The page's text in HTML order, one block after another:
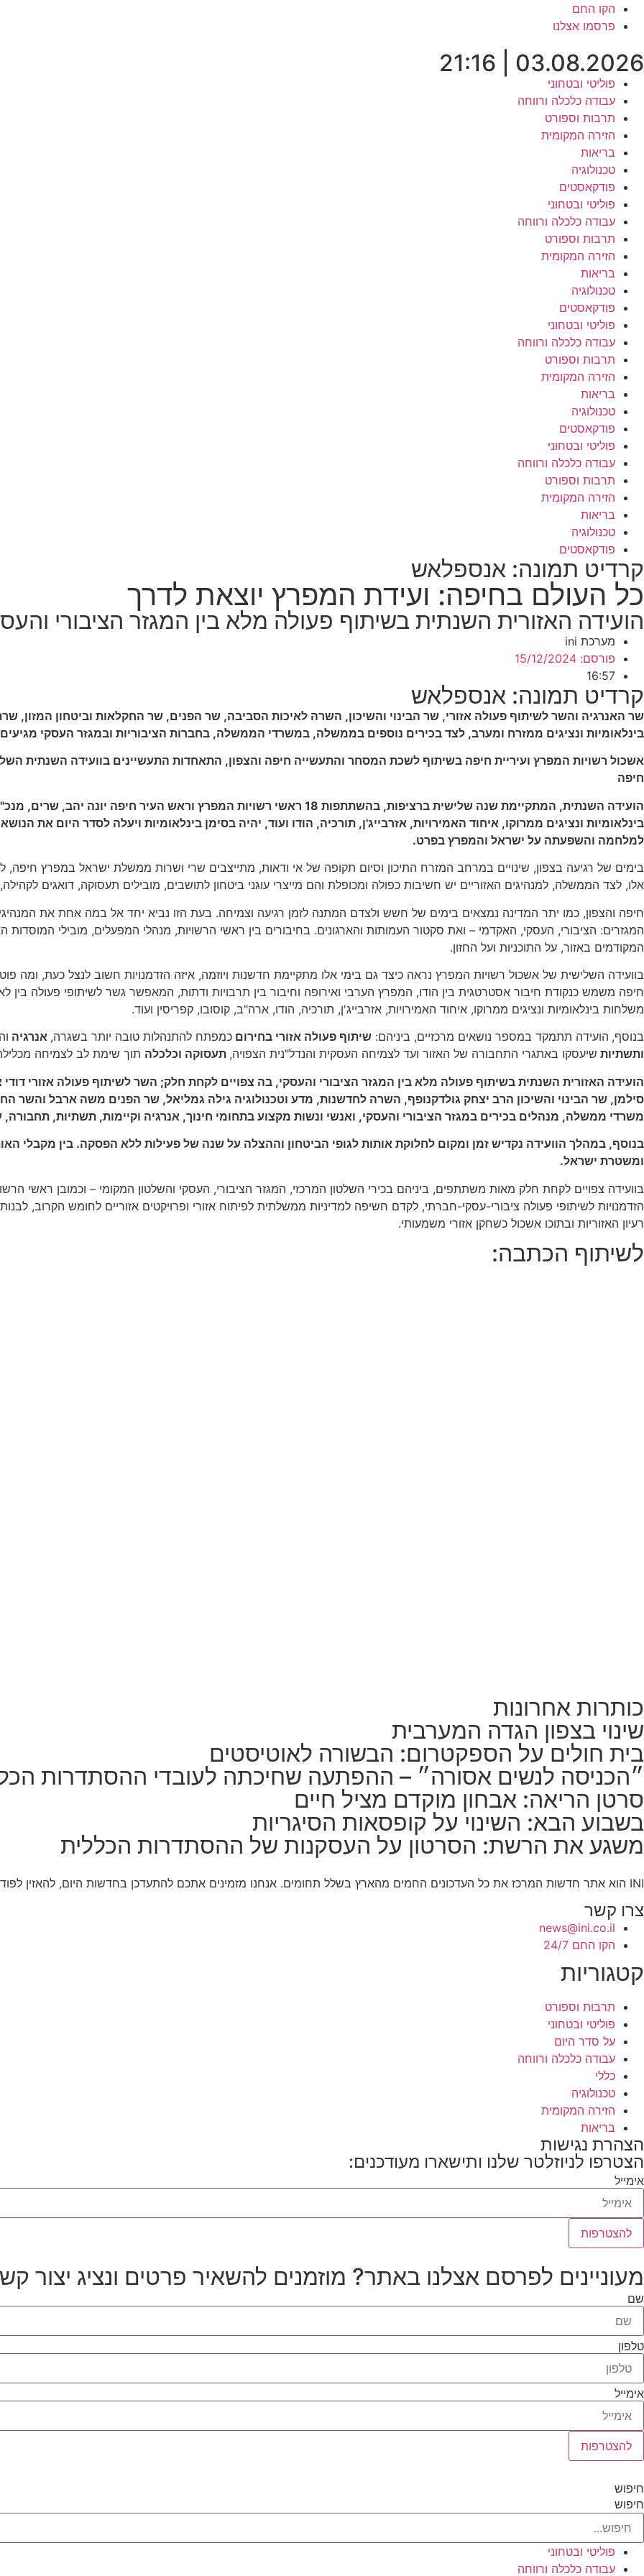
לתוכן
הקו החם
פרסמו אצלנו
03.08.2026 | 21:16
פוליטי ובטחוני
עבודה כלכלה ורווחה
תרבות וספורט
הזירה המקומית
בריאות
טכנולוגיה
פודקאסטים
פוליטי ובטחוני
עבודה כלכלה ורווחה
תרבות וספורט
הזירה המקומית
בריאות
טכנולוגיה
פודקאסטים
פוליטי ובטחוני
עבודה כלכלה ורווחה
תרבות וספורט
הזירה המקומית
בריאות
טכנולוגיה
פודקאסטים
פוליטי ובטחוני
עבודה כלכלה ורווחה
תרבות וספורט
הזירה המקומית
בריאות
טכנולוגיה
פודקאסטים
קרדיט תמונה: אנספלאש
כל העולם בחיפה: ועידת המפרץ יוצאת לדרך
הועידה האזורית השנתית בשיתוף פעולה מלא בין המגזר הציבורי
מערכת ini
פורסם:
16:57
קרדיט תמונה: אנספלאש
שר האנרגיה והשר לשיתוף פעולה אזורי, שר הבינוי והשיכון, השרה לאיכות הסביבה, שר הפנים, שר החקלאות וביטחון
בינלאומיות ונציגים ממזרח ומערב, לצד בכירים נוספים בממשלה, במשרדי הממשלה, בחברות הציבוריות ובמגזר העסקי
חיפה
הועידה השנתית, המתקיימת שנה שלישית ברציפות, בהשתתפות 18 ראשי רשויות המפרץ
בינלאומיות ונציגים ממרוקו, איחוד האמירויות, אזרבייג'ן, תורכיה, הודו ועוד, יהיה בסימן בינלאומיות ויעלה לסדר היום את
למלחמה והשפעתה על ישראל והמפרץ בפרט.
בימים של רגיעה בצפון, שינויים במרחב המזרח התיכון וסיום תקופה של אי ודאות, מתייצבים שרי ושרות ממשלת ישראל במפרץ חיפה,
אלו, לצד הממשלה, למנהיגים האזוריים יש חשיבות כפולה ומכופלת והם מייצרי עוגני ביטחון לתושבים, מובילים תעסוקה, דואגים
חיפה והצפון, כמו יתר המדינה נמצאים בימים של חשש ולצדם המתנה לזמן רגיעה וצמיחה. בעת הזו נביא יחד אל במה אחת את
המגזרים: הציבורי, העסקי, האקדמי – ואת סקטור העמותות והארגונים. בחיבורים בין ראשי הרשויות, מנהלי המפעלים, מובילי
המקודמים באזור, על התוכניות ועל החזון.
בוועידה השלישית של אשכול רשויות המפרץ נראה כיצד גם בימי אלו מתקיימת חדשנות ויוזמה, איזה הזדמנויות חשוב לנצל כעת, ומה
חיפה משמש כנקודת חיבור אסטרטגית בין הודו, המפרץ הערבי ואירופה וחיבור בין תרבויות ודתות, המאפשר גשר לשיתופי פעולה בין
משלחות בינלאומיות ונציגים ממרוקו, איחוד האמירויות, אזרבייג'ן, תורכיה, הודו, ארה"ב, קוסובו, קפריסין ועוד.
בנוסף, הועידה תתמקד במספר נושאים מרכזיים, ביניהם: שיתוף פעולה אזורי בחירום כמפתח להתנהלות טובה יותר בשגרה, אנרגיה
ותשתיות שיעסקו באתגרי התחבורה של האזור ועד לצמיחה העסקית והנדל"נית הצפויה, תעסוקה וכלכלה תוך שימת לב לצמיחה מכלילה
הועידה האזורית השנתית בשיתוף פעולה מלא בין המגזר הציבורי והעסקי, בה צפויים לקחת חלק; השר לשיתוף פעולה אזורי
סילמן, שר הבינוי והשיכון הרב יצחק גולדקנופף, השרה לחדשנות, מדע וטכנולוגיה גילה גמליאל, שר הפנים משה ארבל והשר
משרדי ממשלה, מנהלים בכירים במגזר הציבורי והעסקי, ואנשי ונשות מקצוע בתחומי חינוך, אנרגיה וקיימות, תשתיות, תחבורה,
בנוסף, במהלך הוועידה נקדיש זמן ומקום לחלוקת אותות לגופי הביטחון וההצלה על שנה של פעילות ללא הפסקה. בין מקבלי
ומשטרת ישראל.
בוועידה צפויים לקחת חלק מאות משתתפים, ביניהם בכירי השלטון המרכזי, המגזר הציבורי, העסקי והשלטון המקומי – וכמובן ראשי
הזדמנויות לשיתופי פעולה ציבורי-עסקי-חברתי, לקדם חשיפה למדיניות ממשלתית לפיתוח אזורי ופרויקטים אזוריים לחומש הקרוב,
רעיון האזוריות ובתוכו אשכול כשחקן אזורי משמעותי.
לשיתוף הכתבה:
כותרות אחרונות
שינוי בצפון הגדה המערבית
בית חולים על הספקטרום: הבשורה לאוטיסטים
״הכניסה לנשים אסורה״ – ההפתעה שחיכתה לעובדי ההסתדרות
סרטן הריאה: אבחון מוקדם מציל חיים
בשבוע הבא: השינוי על קופסאות הסיגריות
משגע את הרשת: הסרטון על העסקנות של ההסתדרות הכללית
INI הוא אתר חדשות המרכז את כל העדכונים החמים מהארץ בשלל תחומים. אנחנו מזמינים אתכם להתעדכן בחדשות היום, להאזין לפודקאסטים, ולקרוא מאמרי דעה.
צרו קשר
news@ini.co.il
הקו החם 24/7
קטגוריות
תרבות וספורט
פוליטי ובטחוני
על סדר היום
עבודה כלכלה ורווחה
כללי
טכנולוגיה
הזירה המקומית
בריאות
הצהרת נגישות
הצטרפו לניוזלטר שלנו ותישארו מעודכנים:
אימייל
להצטרפות
מעוניינים לפרסם אצלנו באתר? מוזמנים להשאיר פרטים ונציג יצור
שם
טלפון
אימייל
להצטרפות
חיפוש
חיפוש
פוליטי ובטחוני
עבודה כלכלה ורווחה